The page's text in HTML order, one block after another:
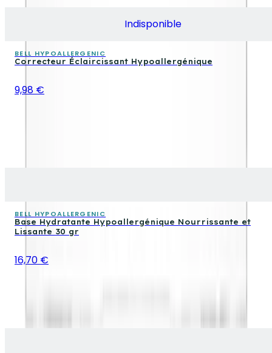
Indisponible
BELL HYPOALLERGENIC
Correcteur Éclaircissant Hypoallergénique
9,98 €
BELL HYPOALLERGENIC
Base Hydratante Hypoallergénique Nourrissante et
Lissante 30 gr
16,70 €